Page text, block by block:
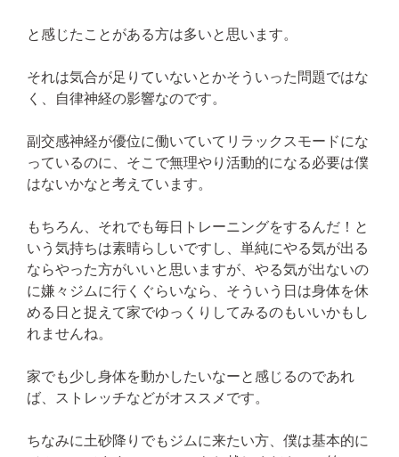
と感じたことがある方は多いと思います。
それは気合が足りていないとかそういった問題ではな
く、自律神経の影響なのです。
副交感神経が優位に働いていてリラックスモードにな
っているのに、そこで無理やり活動的になる必要は僕
はないかなと考えています。
もちろん、それでも毎日トレーニングをするんだ！と
いう気持ちは素晴らしいですし、単純にやる気が出る
ならやった方がいいと思いますが、やる気が出ないの
に嫌々ジムに行くぐらいなら、そういう日は身体を休
める日と捉えて家でゆっくりしてみるのもいいかもし
れませんね。
家でも少し身体を動かしたいなーと感じるのであれ
ば、ストレッチなどがオススメです。
ちなみに土砂降りでもジムに来たい方、僕は基本的に